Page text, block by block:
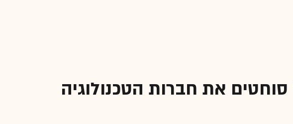
סוחטים את חברות הטכנולוגיה